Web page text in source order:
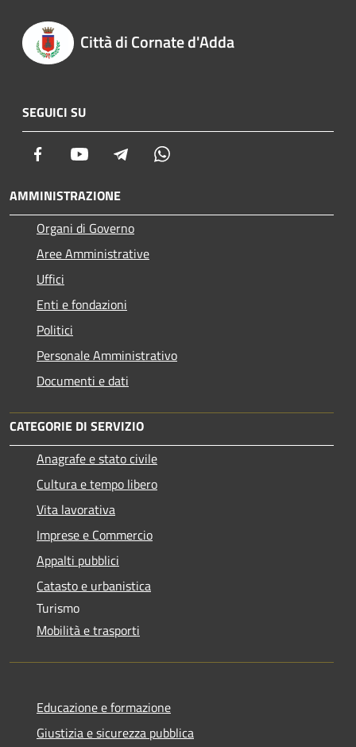
Città di Cornate d'Adda
SEGUICI SU
Facebook Youtube Telegram
AMMINISTRAZIONE
Organi di Governo
Aree Amministrative
Uffici
Enti e fondazioni
Politici
Personale Amministrativo
Documenti e dati
CATEGORIE DI SERVIZIO
Anagrafe e stato civile
Cultura e tempo libero
Vita lavorativa
Imprese e Commercio
Appalti pubblici
Catasto e urbanistica
Turismo
Mobilità e trasporti
Educazione e formazione
Giustizia e sicurezza pubblica